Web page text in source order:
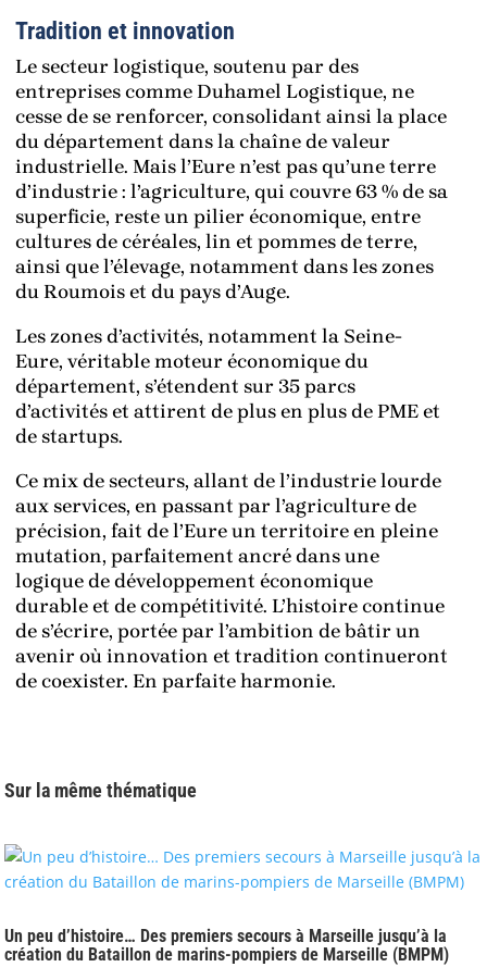
Tradition et innovation
Le secteur logistique, soutenu par des
entreprises comme Duhamel Logistique, ne
cesse de se renforcer, consolidant ainsi la place
du département dans la chaîne de valeur
industrielle. Mais l’Eure n’est pas qu’une terre
d’industrie : l’agriculture, qui couvre 63 % de sa
superficie, reste un pilier économique, entre
cultures de céréales, lin et pommes de terre,
ainsi que l’élevage, notamment dans les zones
du Roumois et du pays d’Auge.
Les zones d’activités, notamment la Seine-
Eure, véritable moteur économique du
département, s’étendent sur 35 parcs
d’activités et attirent de plus en plus de PME et
de startups.
Ce mix de secteurs, allant de l’industrie lourde
aux services, en passant par l’agriculture de
précision, fait de l’Eure un territoire en pleine
mutation, parfaitement ancré dans une
logique de développement économique
durable et de compétitivité. L’histoire continue
de s’écrire, portée par l’ambition de bâtir un
avenir où innovation et tradition continueront
de coexister. En parfaite harmonie.
Sur la même thématique
Un peu d’histoire… Des premiers secours à Marseille jusqu’à la
création du Bataillon de marins-pompiers de Marseille (BMPM)